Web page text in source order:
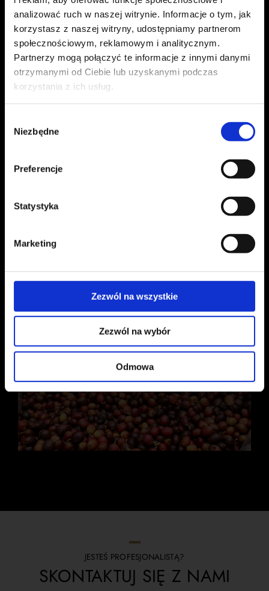
analizować ruch w naszej witrynie. Informacje o tym, jak
korzystasz z naszej witryny, udostępniamy partnerom
społecznościowym, reklamowym i analitycznym.
Partnerzy mogą połączyć te informacje z innymi danymi
otrzymanymi od Ciebie lub uzyskanymi podczas
korzystania z ich usług.
zgody
Niezbędne
Preferencje
Statystyka
Marketing
Zezwól na wszystkie
Zezwól na wybór
Odmowa
owocem długiego procesu degustacji,
dedykowanego palenia i mistrzowskich połączeń.
JESTEŚ PROFESJONALISTĄ?
SKONTAKTUJ SIĘ Z NAMI
Zapisz się do naszegonewslettera , aby być na
bieżąco z nowościami Pellini
IMIĘ*
NAZWISKO*
(*) Pola obowiązkowe |
komunikacji promocyjnej oraz marketingowej
ZAPISZ SIĘ TERAZ
CAFFÉ PELLINI
for:
CAFFÉ PELLINI
for: